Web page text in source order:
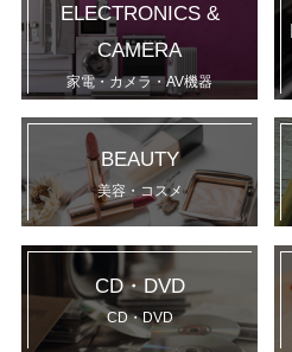
ELECTRONICS &
CAMERA
家電・カメラ・AV機器
BEAUTY
美容・コスメ
CD・DVD
CD・DVD